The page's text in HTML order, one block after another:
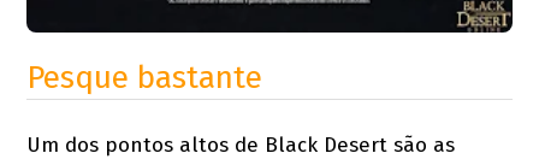
Pesque bastante
Um dos pontos altos de Black Desert são as